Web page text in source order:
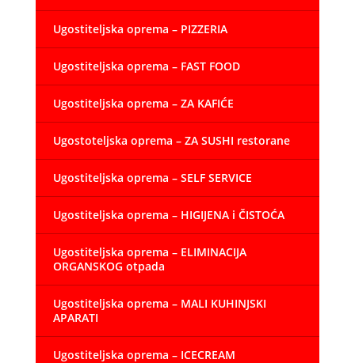
Ugostiteljska oprema – PIZZERIA
Ugostiteljska oprema – FAST FOOD
Ugostiteljska oprema – ZA KAFIĆE
Ugostoteljska oprema – ZA SUSHI restorane
Ugostiteljska oprema – SELF SERVICE
Ugostiteljska oprema – HIGIJENA i ČISTOĆA
Ugostiteljska oprema – ELIMINACIJA
ORGANSKOG otpada
Ugostiteljska oprema – MALI KUHINJSKI
APARATI
Ugostiteljska oprema – ICECREAM